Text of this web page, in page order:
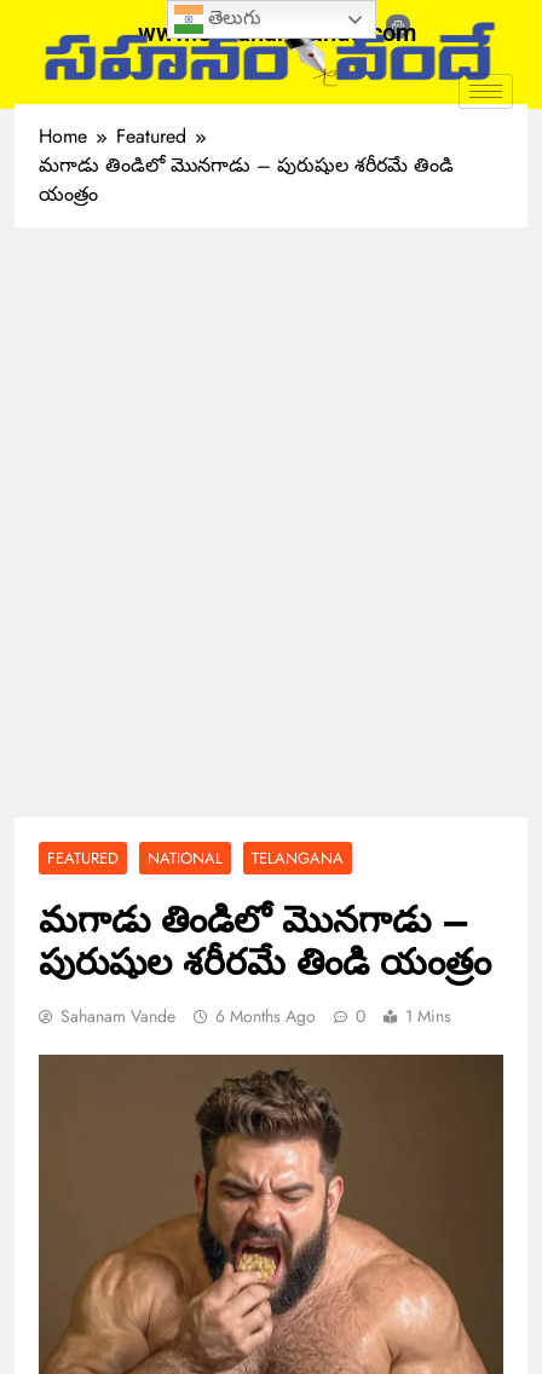
www.sahanamvande.com
Home
Featured
మగాడు తిండిలో మొనగాడు – పురుషుల శరీరమే తిండి
యంత్రం
FEATURED NATIONAL TELANGANA
మగాడు తిండిలో మొనగాడు –
పురుషుల శరీరమే తిండి యంత్రం
Sahanam Vande 6 Months Ago 0 1 Mins
తెలుగు